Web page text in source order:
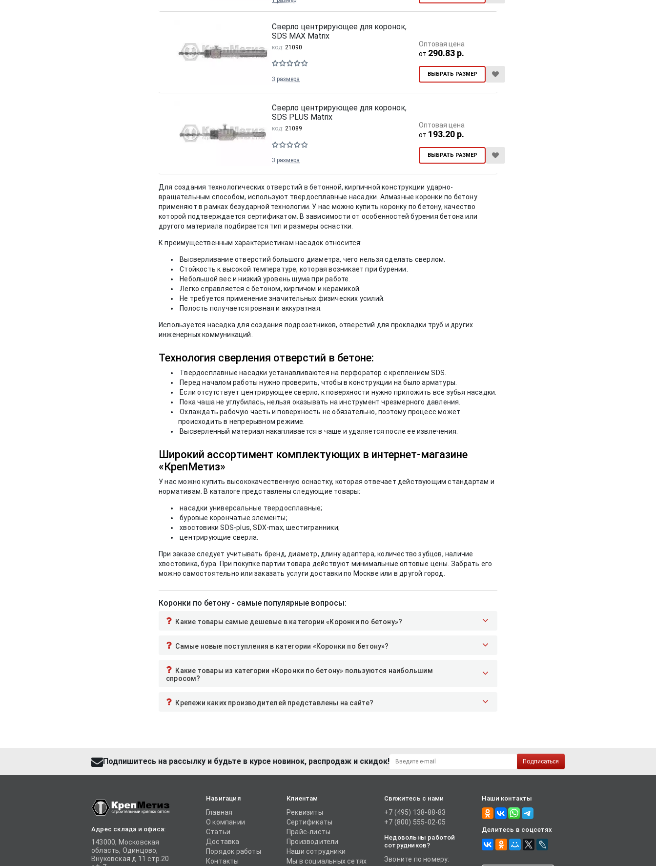
Сверло центрирующее для коронок,
SDS MAX Matrix
код: 21090
3 размера
ВЫБРАТЬ РАЗМЕР
от 290.83 р.
Оптовая цена
Сверло центрирующее для коронок,
SDS PLUS Matrix
код: 21089
3 размера
ВЫБРАТЬ РАЗМЕР
от 193.20 р.
Оптовая цена
Для создания технологических отверстий в бетонной, кирпичной конструкции ударно-
вращательным способом, используют твердосплавные насадки. Алмазные коронки по бетону
применяют в рамках безударной технологии. У нас можно купить коронку по бетону, качество
которой подтверждается сертификатом. В зависимости от особенностей бурения бетона или
другого материала подбирается тип и размеры оснастки.
К преимущественным характеристикам насадок относится:
Высверливание отверстий большого диаметра, чего нельзя сделать сверлом.
Стойкость к высокой температуре, которая возникает при бурении.
Небольшой вес и низкий уровень шума при работе.
Легко справляется с бетоном, кирпичом и керамикой.
Не требуется применение значительных физических усилий.
Полость получается ровная и аккуратная.
Используется насадка для создания подрозетников, отверстий для прокладки труб и других
инженерных коммуникаций.
Технология сверления отверстий в бетоне:
Твердосплавные насадки устанавливаются на перфоратор с креплением SDS.
Перед началом работы нужно проверить, чтобы в конструкции на было арматуры.
Если отсутствует центрирующее сверло, к поверхности нужно приложить все зубья насадки.
Пока чаша не углубилась, нельзя оказывать на инструмент чрезмерного давления.
Охлаждать рабочую часть и поверхность не обязательно, поэтому процесс может
происходить в непрерывном режиме.
Высверленный материал накапливается в чаше и удаляется после ее извлечения.
Широкий ассортимент комплектующих в интернет-магазине
«КрепМетиз»
У нас можно купить высококачественную оснастку, которая отвечает действующим стандартам и
нормативам. В каталоге представлены следующие товары:
насадки универсальные твердосплавные;
буровые корончатые элементы;
хвостовики SDS-plus, SDX-max, шестигранники;
центрирующие сверла.
При заказе следует учитывать бренд, диаметр, длину адаптера, количество зубцов, наличие
хвостовика, бура. При покупке партии товара действуют минимальные оптовые цены. Забрать его
можно самостоятельно или заказать услуги доставки по Москве или в другой город.
Коронки по бетону - самые популярные вопросы:
Какие товары самые дешевые в категории «Коронки по бетону»?
Самые новые поступления в категории «Коронки по бетону»?
Какие товары из категории «Коронки по бетону» пользуются наибольшим
спросом?
Крепежи каких производителей представлены на сайте?
Подпишитесь на рассылку и будьте в курсе новинок, распродаж и скидок! Подписаться
Адрес склада и офиса:
143000, Московская
область, Одинцово,
Внуковская д.11 стр.20
Навигация
Главная
О компании
Статьи
Доставка
Порядок работы
Контакты
Клиентам
Реквизиты
Сертификаты
Прайс-листы
Производители
Наши сотрудники
Мы в социальных сетях
Свяжитесь с нами
+7 (495) 138-88-83
+7 (800) 555-02-05
Недовольны работой
сотрудников?
Звоните по номеру:
Наши контакты
Делитесь в соцсетях